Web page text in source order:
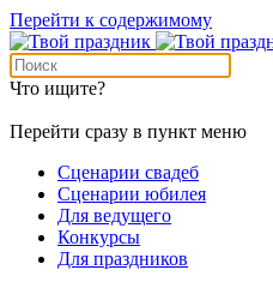
Перейти к содержимому
Что ищите?
Перейти сразу в пункт меню
Сценарии свадеб
Сценарии юбилея
Для ведущего
Конкурсы
Для праздников